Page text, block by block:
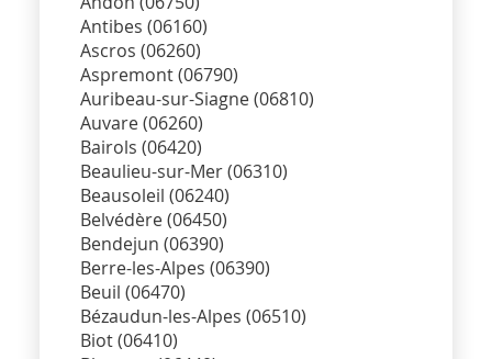
Antibes (06160)
Ascros (06260)
Aspremont (06790)
Auribeau-sur-Siagne (06810)
Auvare (06260)
Bairols (06420)
Beaulieu-sur-Mer (06310)
Beausoleil (06240)
Belvédère (06450)
Bendejun (06390)
Berre-les-Alpes (06390)
Beuil (06470)
Bézaudun-les-Alpes (06510)
Biot (06410)